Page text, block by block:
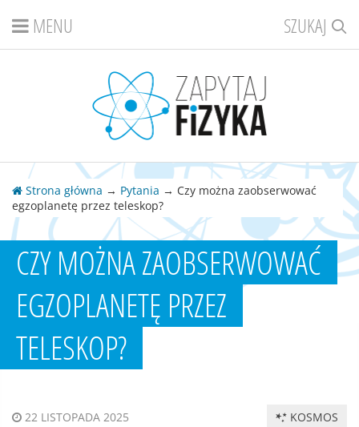
SZUKAJ
MENU
Strona główna → Pytania → Czy można zaobserwować
egzoplanetę przez teleskop?
CZY MOŻNA ZAOBSERWOWAĆ
EGZOPLANETĘ PRZEZ
TELESKOP?
22 LISTOPADA 2025
KOSMOS